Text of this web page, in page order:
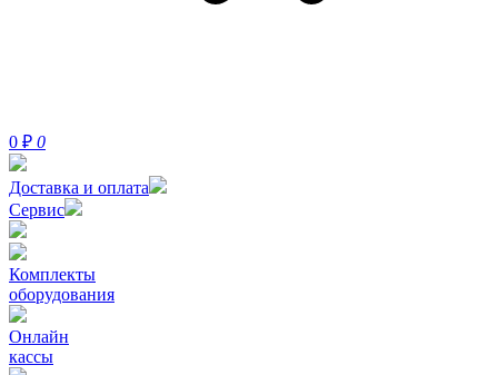
0 ₽ 0
Доставка и оплата
Сервис
Комплекты
оборудования
Онлайн
кассы